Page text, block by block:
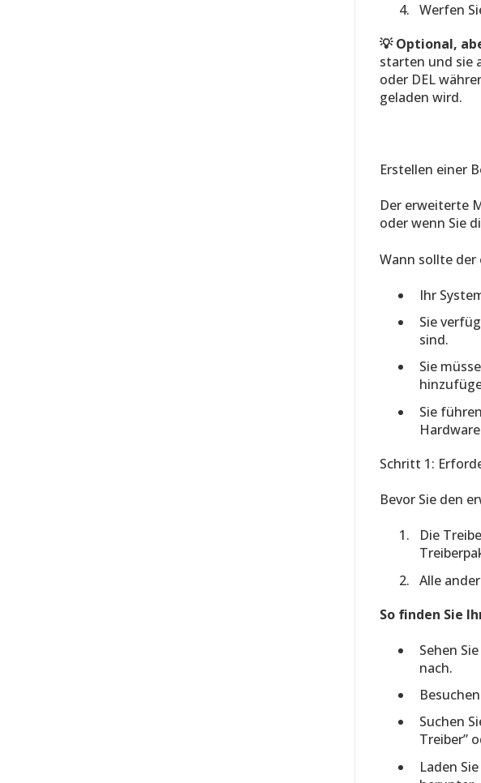
Werfen
💡Optional,
starten und sie
oder DEL
geladen wird.
Erstellen einer
Der erweiterte
oder wenn Sie
Wann sollte
Ihr
Sie
sind.
Sie
Sie
Schritt 1:
Bevor Sie den
Die
Alle
So finden Sie
Sehen
nach.
Suchen
Treiber”
Laden